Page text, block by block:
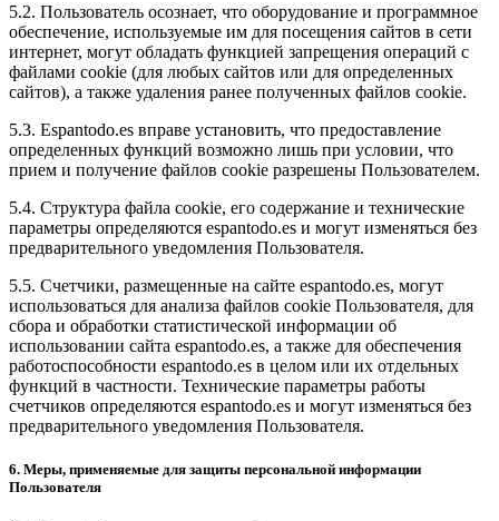
5.2. Пользователь осознает, что оборудование и программное
обеспечение, используемые им для посещения сайтов в сети
интернет, могут обладать функцией запрещения операций с
файлами cookie (для любых сайтов или для определенных
сайтов), а также удаления ранее полученных файлов cookie.
5.3. Espantodo.es вправе установить, что предоставление
определенных функций возможно лишь при условии, что
прием и получение файлов cookie разрешены Пользователем.
5.4. Структура файла cookie, его содержание и технические
параметры определяются espantodo.es и могут изменяться без
предварительного уведомления Пользователя.
5.5. Счетчики, размещенные на сайте espantodo.es, могут
использоваться для анализа файлов cookie Пользователя, для
сбора и обработки статистической информации об
использовании сайта espantodo.es, а также для обеспечения
работоспособности espantodo.es в целом или их отдельных
функций в частности. Технические параметры работы
счетчиков определяются espantodo.es и могут изменяться без
предварительного уведомления Пользователя.
6. Меры, применяемые для защиты персональной информации
Пользователя